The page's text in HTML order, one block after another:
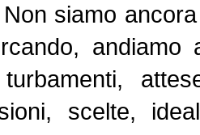
siamo
turbamenti,
scelte,